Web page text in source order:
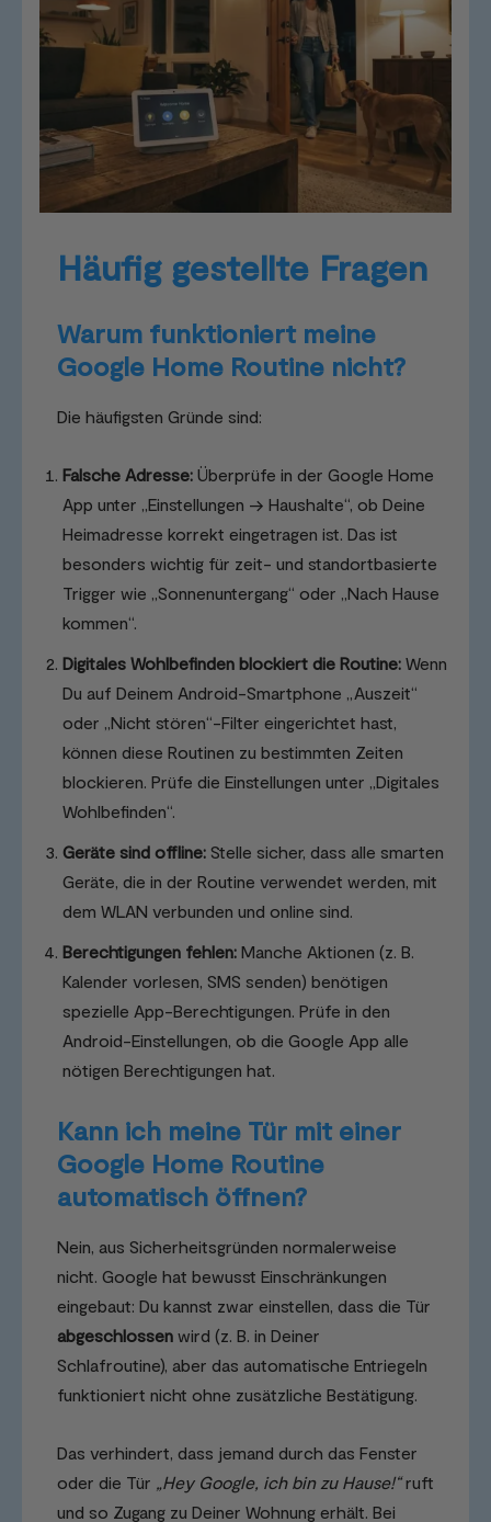
Häufig gestellte Fragen
Warum funktioniert meine
Google Home Routine nicht?
Die häufigsten Gründe sind:
Falsche Adresse: Überprüfe in der Google Home
App unter „Einstellungen → Haushalte“, ob Deine
Heimadresse korrekt eingetragen ist. Das ist
besonders wichtig für zeit- und standortbasierte
Trigger wie „Sonnenuntergang“ oder „Nach Hause
kommen“.
Digitales Wohlbefinden blockiert die Routine: Wenn
Du auf Deinem Android-Smartphone „Auszeit“
oder „Nicht stören“-Filter eingerichtet hast,
können diese Routinen zu bestimmten Zeiten
blockieren. Prüfe die Einstellungen unter „Digitales
Wohlbefinden“.
Geräte sind offline: Stelle sicher, dass alle smarten
Geräte, die in der Routine verwendet werden, mit
dem WLAN verbunden und online sind.
Berechtigungen fehlen: Manche Aktionen (z. B.
Kalender vorlesen, SMS senden) benötigen
spezielle App-Berechtigungen. Prüfe in den
Android-Einstellungen, ob die Google App alle
nötigen Berechtigungen hat.
Kann ich meine Tür mit einer
Google Home Routine
automatisch öffnen?
Nein, aus Sicherheitsgründen normalerweise
nicht. Google hat bewusst Einschränkungen
eingebaut: Du kannst zwar einstellen, dass die Tür
abgeschlossen wird (z. B. in Deiner
Schlafroutine), aber das automatische Entriegeln
funktioniert nicht ohne zusätzliche Bestätigung.
Das verhindert, dass jemand durch das Fenster
oder die Tür „Hey Google, ich bin zu Hause!“ruft
und so Zugang zu Deiner Wohnung erhält. Bei